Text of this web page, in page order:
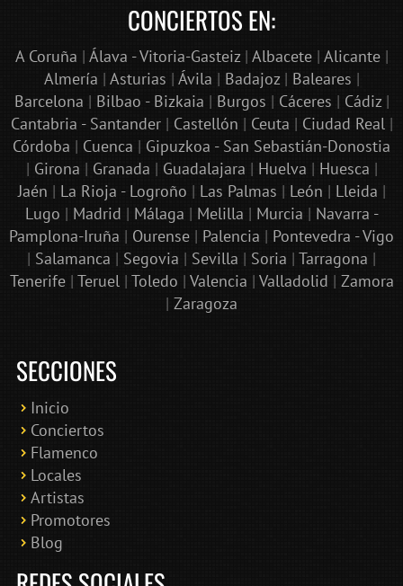
CONCIERTOS EN:
A Coruña | Álava - Vitoria-Gasteiz| Albacete| Alicante|
Almería | Asturias | Ávila | Badajoz| Baleares |
Barcelona | Bilbao - Bizkaia | Burgos | Cáceres | Cádiz|
Cantabria - Santander| Castellón | Ceuta | Ciudad Real|
Córdoba | Cuenca | Gipuzkoa - San Sebastián-Donostia
| Girona | Granada | Guadalajara | Huelva | Huesca |
Jaén | La Rioja - Logroño | Las Palmas | León | Lleida |
Lugo | Madrid | Málaga | Melilla | Murcia | Navarra -
Pamplona-Iruña | Ourense | Palencia | Pontevedra - Vigo
| Salamanca | Segovia | Sevilla | Soria | Tarragona |
Tenerife| Teruel| Toledo | Valencia | Valladolid | Zamora
| Zaragoza
SECCIONES
Inicio
Conciertos
Flamenco
Locales
Artistas
Promotores
Blog